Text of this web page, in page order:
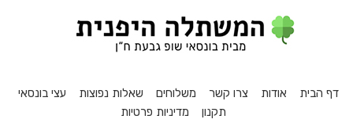
דף הבית אודות צרו קשר משלוחים שאלות נפוצות
עצי בונסאי
תקנון
מדיניות פרטיות